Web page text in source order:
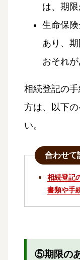
は、期
生命保
あり、
おそれが
相続登記の
方は、以下
い。
合わせて
相続登記
書類や手
⑤期限の